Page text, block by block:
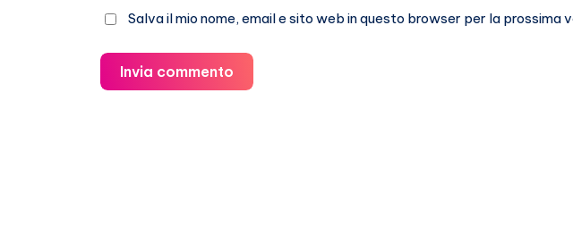
Salva il mio nome, email e sito web in questo browser per la prossima
Invia commento